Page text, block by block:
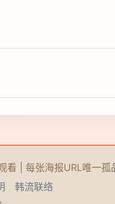
看 | 每张海报URL唯一孤
韩流联络